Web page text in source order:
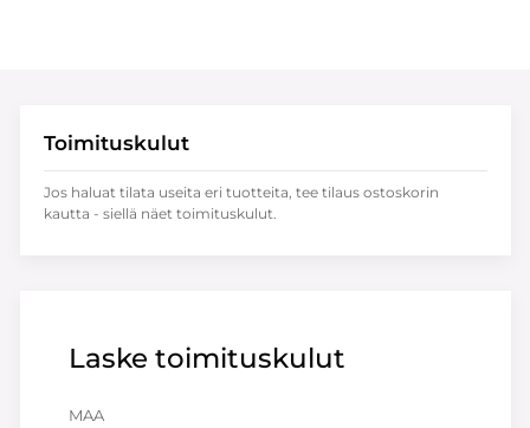
Laske toimituskulut
MAA
Toimituskulut
Jos haluat tilata useita eri tuotteita, tee tilaus ostoskorin
kautta - siellä näet toimituskulut.